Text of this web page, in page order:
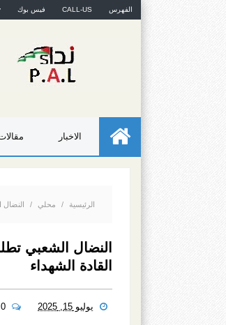
الفهرس CALL-US فيس بوك
الاخبار
الرئيسية / محلي / النضال الشعبي
القادة الشهداء
يوليو 15, 2025